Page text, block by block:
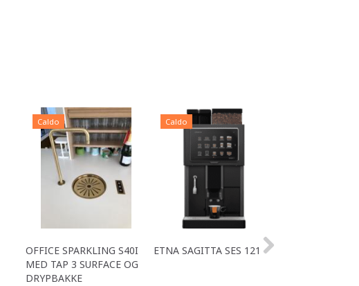
Caldo
OFFICE SPARKLING S40I
MED TAP 3 SURFACE OG
DRYPBAKKE
Caldo
ETNA SAGITTA SES 121